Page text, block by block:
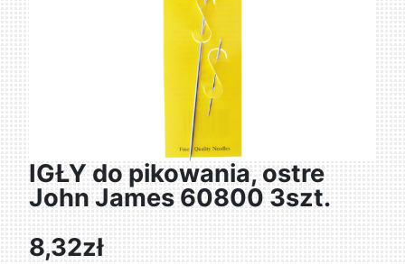
IGŁY do pikowania, ostre
John James 60800 3szt.
8,32zł